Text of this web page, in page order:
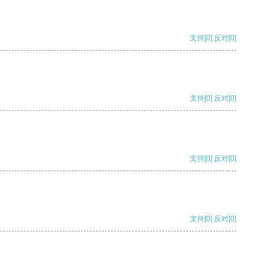
支持[0] 反对[0]
支持[0] 反对[0]
支持[0] 反对[0]
支持[0] 反对[0]